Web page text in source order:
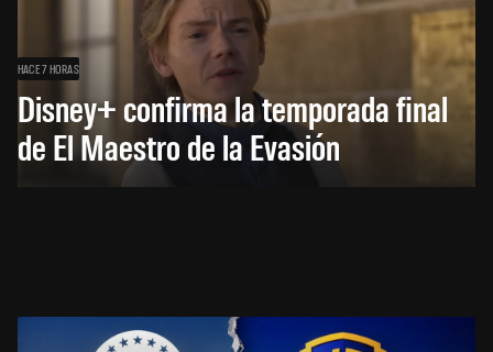
HACE 7 HORAS
Disney+ confirma la temporada final
de El Maestro de la Evasión